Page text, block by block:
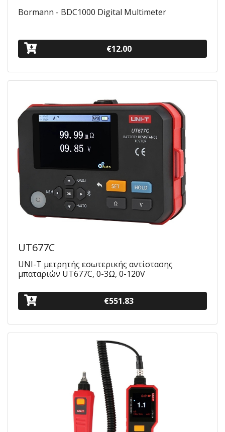
Bormann - BDC1000 Digital Multimeter
€12.00
UT677C
UNI-T μετρητής εσωτερικής αντίστασης
μπαταριών UT677C, 0-3Ω, 0-120V
€551.83